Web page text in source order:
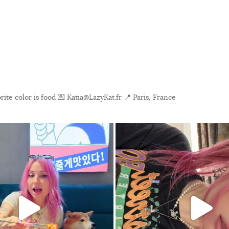
color is food 💌 Katia@LazyKat.fr 📍 Paris, France